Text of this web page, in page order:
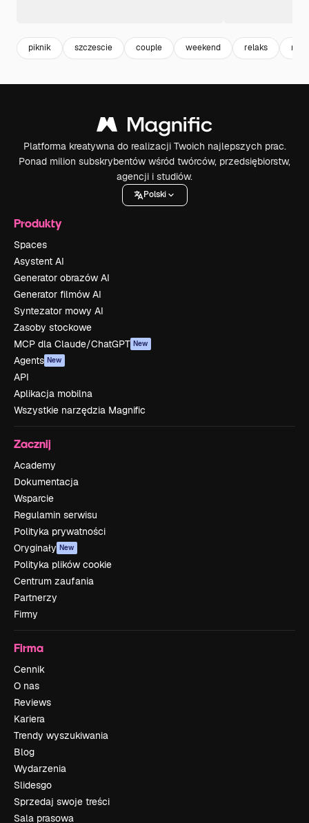
piknik szczescie couple weekend relaks
Platforma kreatywna do realizacji Twoich najlepszych prac.
Ponad milion subskrybentów wśród twórców, przedsiębiorstw,
agencji i studiów.
Polski
Produkty
Spaces
Asystent AI
Generator obrazów AI
Generator filmów AI
Syntezator mowy AI
Zasoby stockowe
MCP dla Claude/ChatGPT New
Agents New
API
Aplikacja mobilna
Wszystkie narzędzia Magnific
Zacznij
Academy
Dokumentacja
Wsparcie
Regulamin serwisu
Polityka prywatności
Oryginały New
Polityka plików cookie
Centrum zaufania
Partnerzy
Firmy
Firma
Cennik
O nas
Reviews
Kariera
Trendy wyszukiwania
Blog
Wydarzenia
Slidesgo
Sprzedaj swoje treści
Sala prasowa